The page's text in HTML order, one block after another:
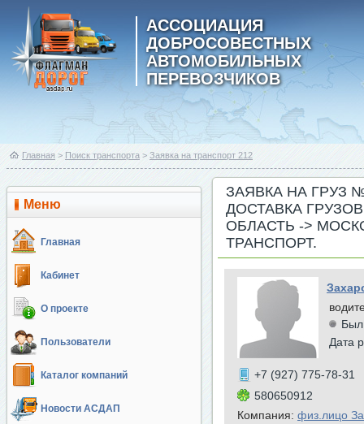
АССОЦИАЦИЯ
ДОБРОСОВЕСТНЫХ
АВТОМОБИЛЬНЫХ
ПЕРЕВОЗЧИКОВ
Главная > Поиск транспорта > Заявка на транспорт 212
Меню
Главная
Кабинет
О проекте
Пользователи
Каталог компаний
Новости АСДАП
ЗАЯВКА НА ГРУЗ
ДОСТАВКА
ОБЛАСТЬ ->
ТРАНСПОРТ.
Был
Дата
+7 (927) 775-78-31
580650912
Компания: физ.лицо